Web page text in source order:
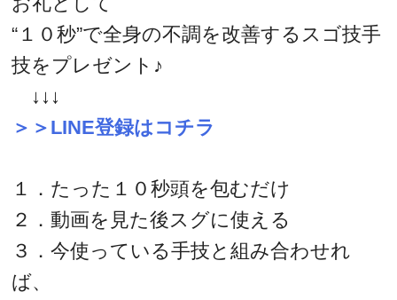
“１０秒”で全身の不調を改善するスゴ技手
技をプレゼント♪
↓↓↓
＞＞LINE登録はコチラ
１．たった１０秒頭を包むだけ
２．動画を見た後スグに使える
３．今使っている手技と組み合わせれ
ば、